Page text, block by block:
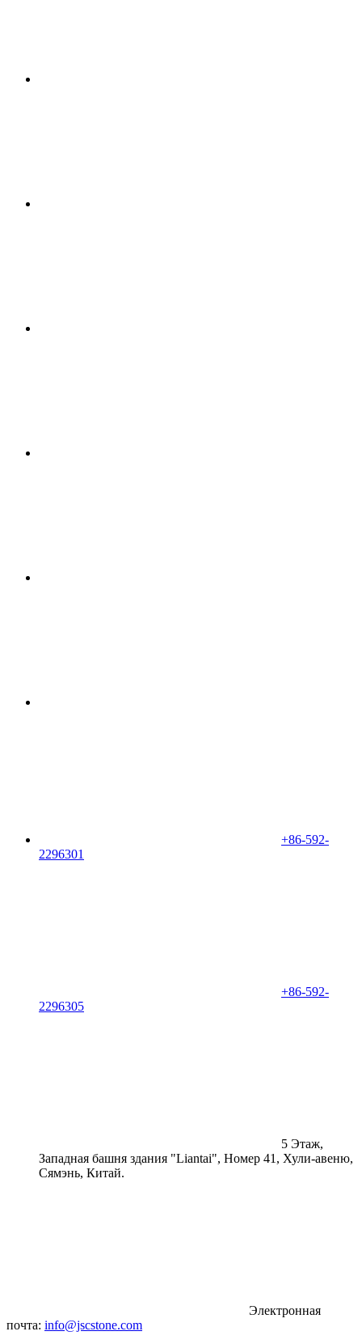
+86-592-
2296301
+86-592-
2296305
5 Этаж,
Западная башня здания "Liantai", Номер 41, Хули-авеню,
Сямэнь, Китай.
Электронная
почта: info@jscstone.com